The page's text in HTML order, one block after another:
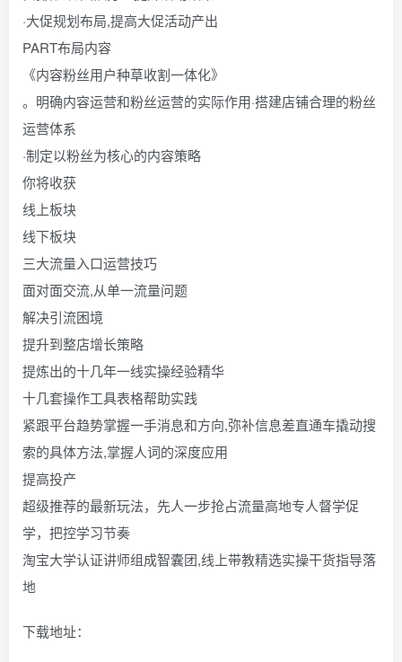
·大促规划布局,提高大促活动产出
PART布局内容
《内容粉丝用户种草收割一体化》
。明确内容运营和粉丝运营的实际作用·搭建店铺合理的粉丝
运营体系
·制定以粉丝为核心的内容策略
你将收获
线上板块
线下板块
三大流量入口运营技巧
面对面交流,从单一流量问题
解决引流困境
提升到整店增长策略
提炼出的十几年一线实操经验精华
十几套操作工具表格帮助实践
紧跟平台趋势掌握一手消息和方向,弥补信息差直通车撬动搜
索的具体方法,掌握人词的深度应用
提高投产
超级推荐的最新玩法，先人一步抢占流量高地专人督学促
学，把控学习节奏
淘宝大学认证讲师组成智囊团,线上带教精选实操干货指导落
地
下载地址：